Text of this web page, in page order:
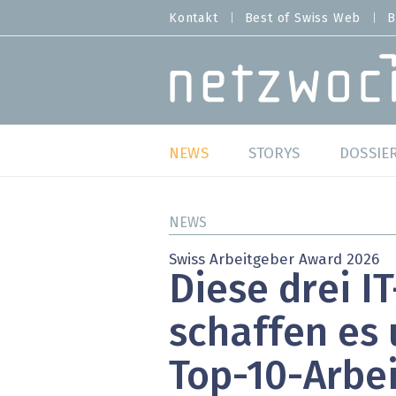
zum
MENU
Kontakt Best of Swiss Web
MAIN NAVIGATION
NEWS
Studien
Meinungen
Hands-on
STORYS
Best
SAP
NEWS
Swiss Arbeitgeber Award 2026
Diese drei
schaffen es
Top-10-